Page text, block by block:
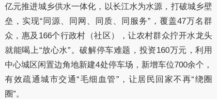
亿元推进城乡供水一体化，以长江水为水源，打破城乡壁
垒，实现“同源、同网、同质、同服务”，覆盖47万名群
众，惠及166个行政村（社区），让农村群众拧开水龙头
就能喝上“放心水”。破解停车难题，投资160万元，利用
中心城区闲置边角地新建4处停车场，新增车位700余个，
有效疏通城市交通“毛细血管”，让居民回家不再“绕圈
圈”。